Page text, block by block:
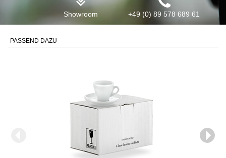
Showroom +49 (0) 89 578 689 61
PASSEND DAZU